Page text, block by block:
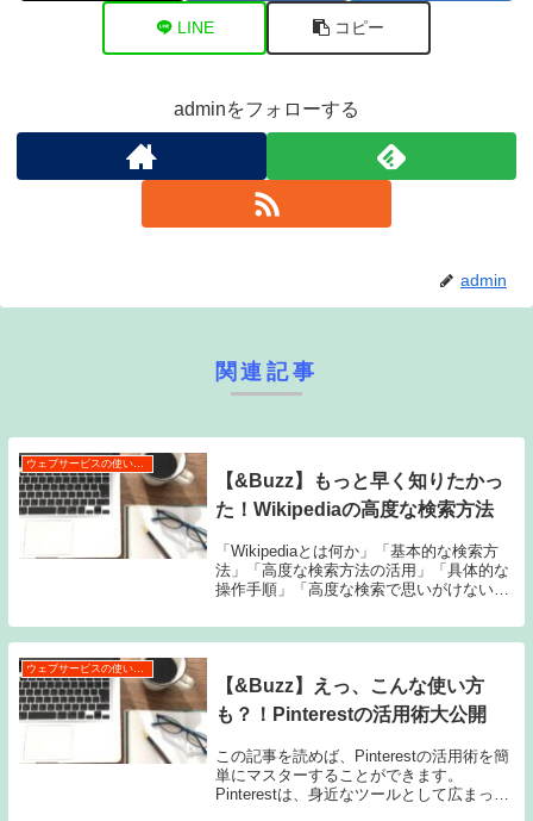
LINE コピー
adminをフォローする
admin
関連記事
ウェブサービスの使い方・活用術
【&Buzz】もっと早く知りたかっ
た！Wikipediaの高度な検索方法
「Wikipediaとは何か」「基本的な検索方
法」「高度な検索方法の活用」「具体的な
操作手順」「高度な検索で思いがけない発
者に」…。この記事を読めば、あなたも
Wikipediaの高度な検索方法...
ウェブサービスの使い方・活用術
【&Buzz】えっ、こんな使い方
も？！Pinterestの活用術大公開
この記事を読めば、Pinterestの活用術を簡
単にマスターすることができます。
Pinterestは、身近なツールとして広まって